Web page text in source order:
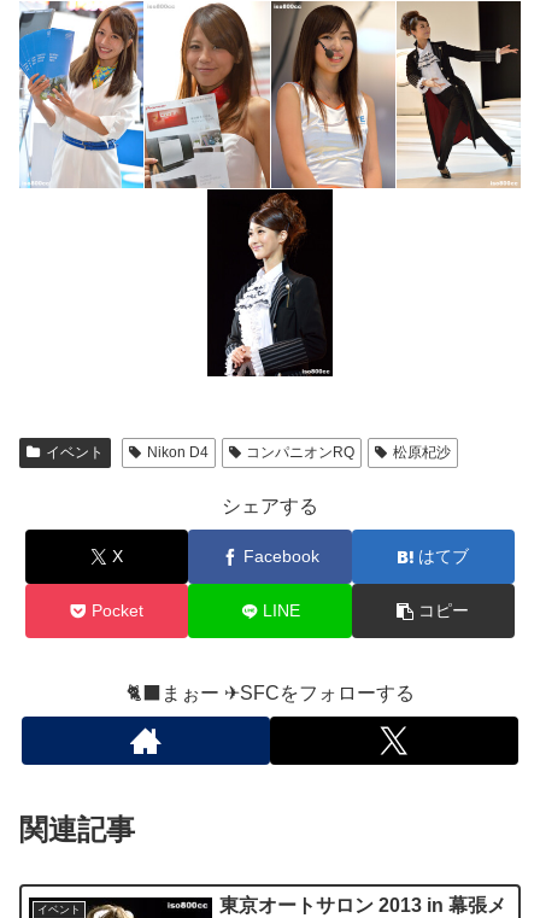
イベント Nikon D4 コンパニオンRQ 松原杞沙
シェアする
X Facebook はてブ
Pocket LINE コピー
🐈‍⬛まぉー ✈︎SFCをフォローする
関連記事
イベント
東京オートサロン 2013 in 幕張メ